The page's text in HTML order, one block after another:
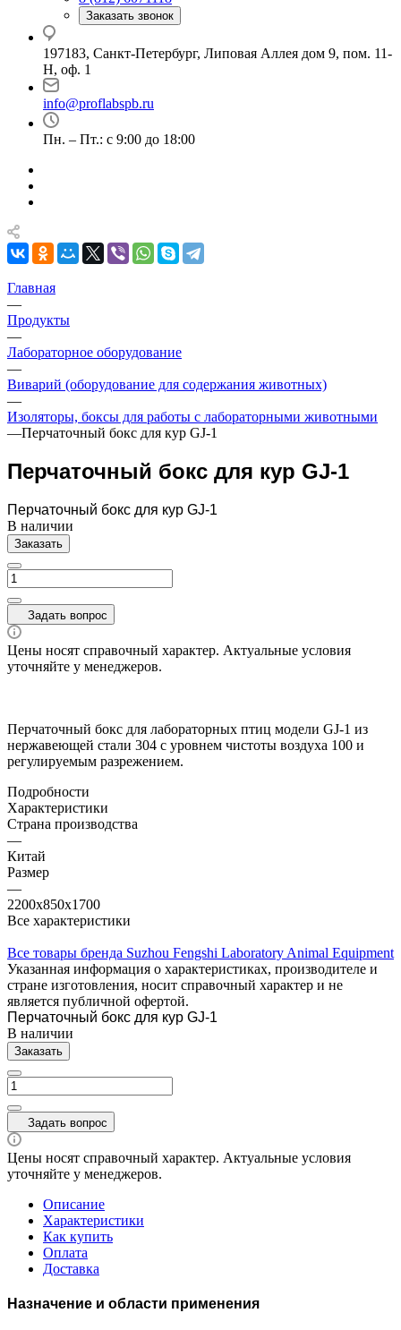
Заказать звонок
197183, Санкт-Петербург, Липовая Аллея дом 9, пом. 11-
Н, оф. 1
info@proflabspb.ru
Пн. – Пт.: с 9:00 до 18:00
Главная
—
Продукты
—
Лабораторное оборудование
—
Виварий (оборудование для содержания животных)
—
Изоляторы, боксы для работы с лабораторными животными
—Перчаточный бокс для кур GJ-1
Перчаточный бокс для кур GJ-1
Перчаточный бокс для кур GJ-1
В наличии
Заказать
Задать вопрос
Цены носят справочный характер. Актуальные условия
уточняйте у менеджеров.
Перчаточный бокс для лабораторных птиц модели GJ-1 из
нержавеющей стали 304 с уровнем чистоты воздуха 100 и
регулируемым разрежением.
Подробности
Характеристики
Страна производства
—
Китай
Размер
—
2200х850х1700
Все характеристики
Все товары бренда Suzhou Fengshi Laboratory Animal Equipment
Указанная информация о характеристиках, производителе и
стране изготовления, носит справочный характер и не
является публичной офертой.
Перчаточный бокс для кур GJ-1
В наличии
Заказать
Задать вопрос
Цены носят справочный характер. Актуальные условия
уточняйте у менеджеров.
Описание
Характеристики
Как купить
Оплата
Доставка
Назначение и области применения